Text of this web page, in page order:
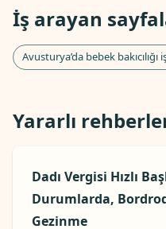
İş arayan
Avusturya’da bebek bakıcılığı
Yararlı
Dadı Vergisi Hızlı
Durumlarda,
Gezinme